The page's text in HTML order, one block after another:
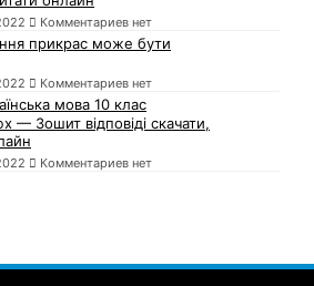
Комментариев нет
прикрас може бути
Комментариев нет
мова 10 клас
— Зошит відповіді скачати,
Комментариев нет